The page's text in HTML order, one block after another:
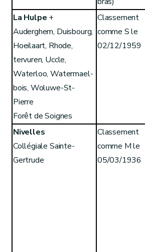
La Hulpe +
Auderghem, Duisbourg,
Hoeilaart, Rhode,
tervuren, Uccle,
Waterloo, Watermael-
bois, Woluwe-St-
Pierre
Forêt de Soignes
Classement
comme S le
02/12/1959
Nivelles
Collégiale Sainte-
Gertrude
Classement
comme M le
05/03/1936